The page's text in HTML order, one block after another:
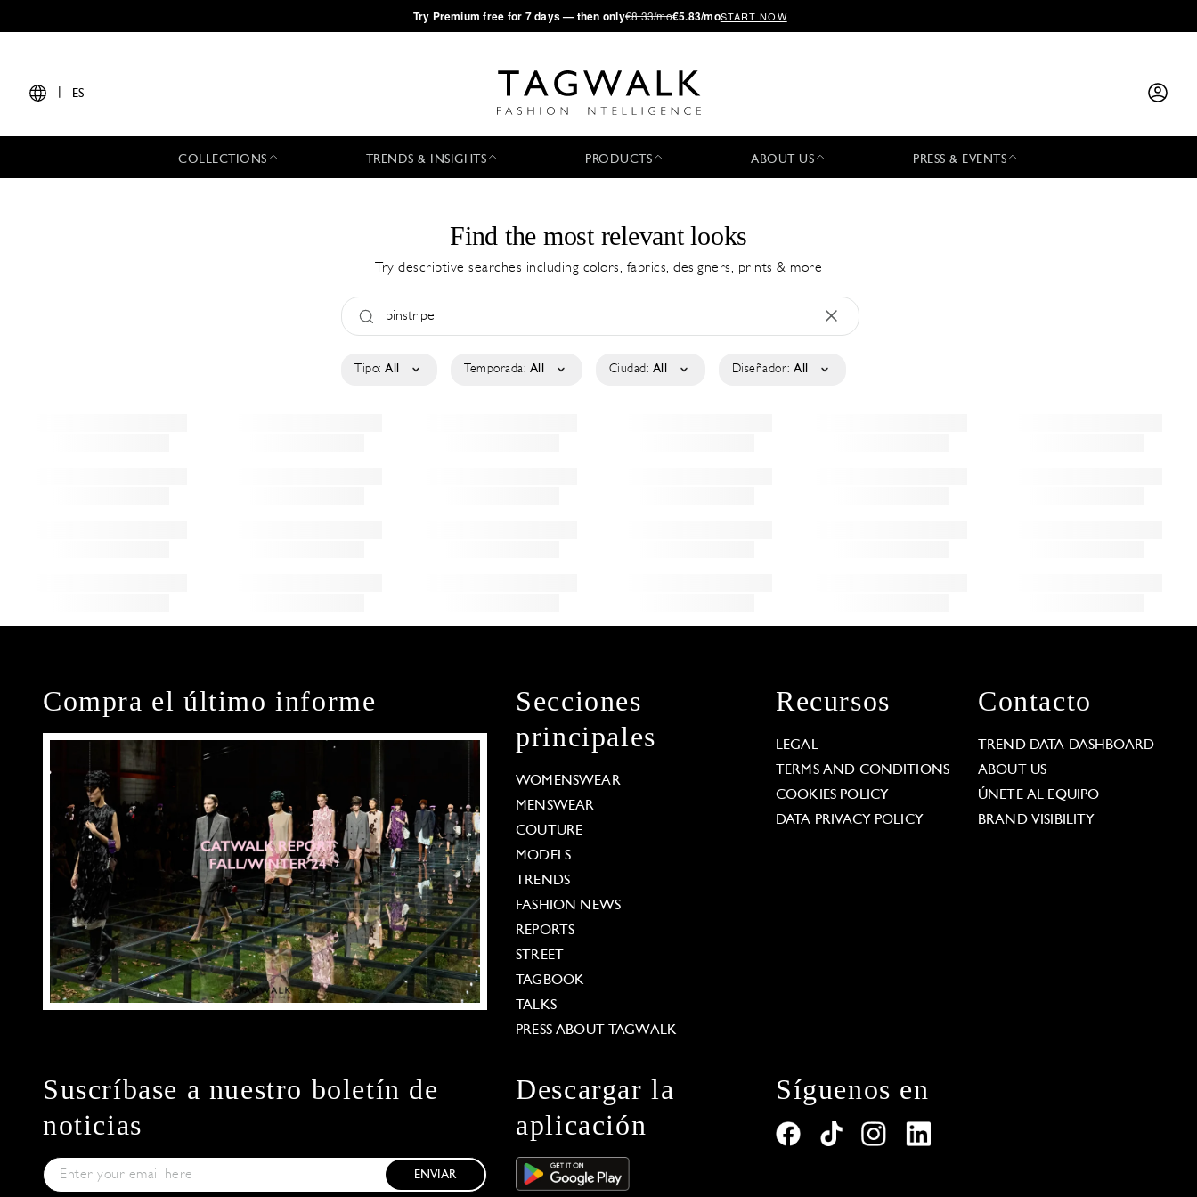
·Try Premium free for 7 days — then only€8.33/mo€5.83/moSTART NOW
ES
COLLECTIONS TRENDS & INSIGHTS PRODUCTS ABOUT US PRESS & EVENTS
Find the most relevant looks
Try descriptive searches including colors, fabrics, designers, prints & more
Tipo: All Temporada: All Ciudad: All Diseñador: All
Compra el último informe
Secciones
principales
WOMENSWEAR
MENSWEAR
COUTURE
MODELS
TRENDS
FASHION NEWS
REPORTS
STREET
TAGBOOK
TALKS
PRESS ABOUT TAGWALK
Recursos
LEGAL
TERMS AND CONDITIONS
COOKIES POLICY
DATA PRIVACY POLICY
Contacto
TREND DATA DASHBOARD
ABOUT US
ÚNETE AL EQUIPO
BRAND VISIBILITY
Suscríbase a nuestro boletín de
noticias
ENVIAR
Descargar la
aplicación
Síguenos en